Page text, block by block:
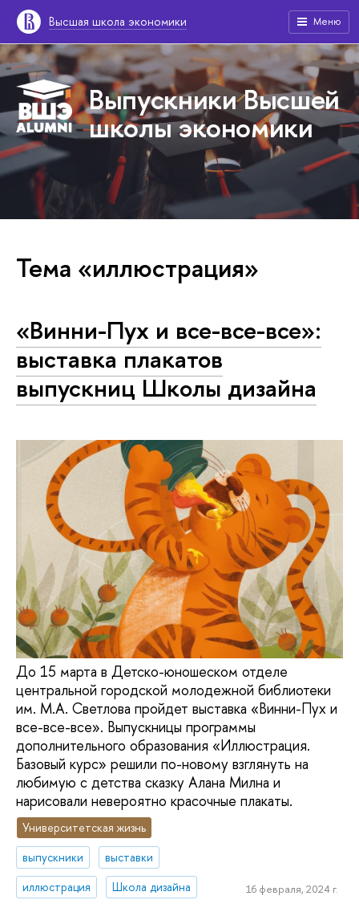
Высшая школа экономики Меню
Выпускники Высшей
школы экономики
Тема «иллюстрация»
«Винни-Пух и все-все-все»:
выставка плакатов
выпускниц Школы дизайна
До 15 марта в Детско-юношеском отделе
центральной городской молодежной библиотеки
им. М.А. Светлова пройдет выставка «Винни-Пух и
все-все-все». Выпускницы программы
дополнительного образования «Иллюстрация.
Базовый курс» решили по-новому взглянуть на
любимую с детства сказку Алана Милна и
нарисовали невероятно красочные плакаты.
Университетская жизнь
выпускники
выставки
иллюстрация
Школа дизайна 16 февраля, 2024 г.